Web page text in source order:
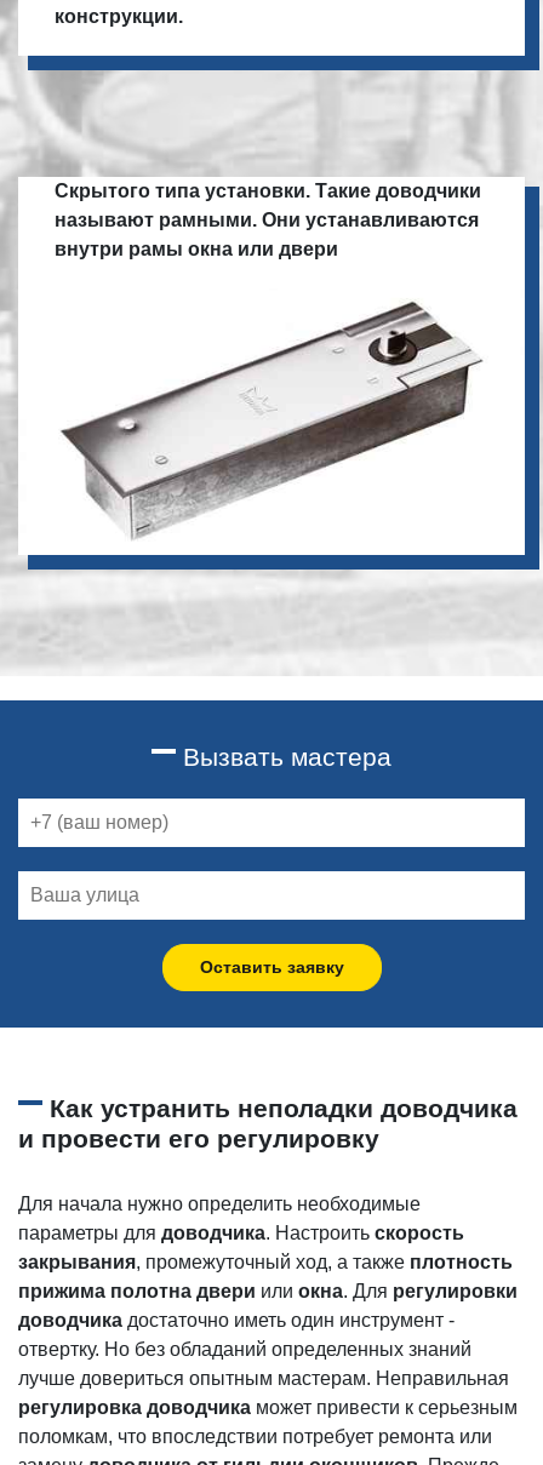
конструкции.
Скрытого типа установки. Такие доводчики
называют рамными. Они устанавливаются
внутри рамы окна или двери
Вызвать мастера
Оставить заявку
Как устранить неполадки доводчика
и провести его регулировку
Для начала нужно определить необходимые
параметры для доводчика. Настроить скорость
закрывания, промежуточный ход, а также плотность
прижима полотна двери или окна. Для регулировки
доводчика достаточно иметь один инструмент -
отвертку. Но без обладаний определенных знаний
лучше довериться опытным мастерам. Неправильная
регулировка доводчика может привести к серьезным
поломкам, что впоследствии потребует ремонта или